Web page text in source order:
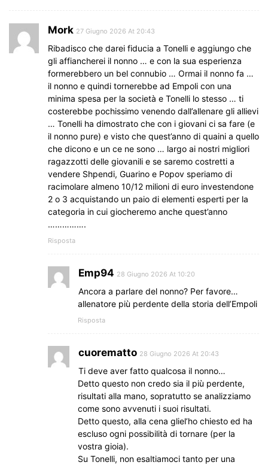
Mork 27 Giugno 2026 At 20:43
Ribadisco che darei fiducia a Tonelli e aggiungo che
gli affiancherei il nonno … e con la sua esperienza
formerebbero un bel connubio … Ormai il nonno fa …
il nonno e quindi tornerebbe ad Empoli con una
minima spesa per la società e Tonelli lo stesso … ti
costerebbe pochissimo venendo dall’allenare gli allievi
… Tonelli ha dimostrato che con i giovani ci sa fare (e
il nonno pure) e visto che quest’anno di quaini a quello
che dicono e un ce ne sono … largo ai nostri migliori
ragazzotti delle giovanili e se saremo costretti a
vendere Shpendi, Guarino e Popov speriamo di
racimolare almeno 10/12 milioni di euro investendone
2 o 3 acquistando un paio di elementi esperti per la
categoria in cui giocheremo anche quest’anno
…………….
Risposta
Emp94 28 Giugno 2026 At 10:20
Ancora a parlare del nonno? Per favore…
allenatore più perdente della storia dell’Empoli
Risposta
cuorematto 28 Giugno 2026 At 20:43
Ti deve aver fatto qualcosa il nonno…
Detto questo non credo sia il più perdente,
risultati alla mano, sopratutto se analizziamo
come sono avvenuti i suoi risultati.
Detto questo, alla cena gliel’ho chiesto ed ha
escluso ogni possibilità di tornare (per la
vostra gioia).
Su Tonelli, non esaltiamoci tanto per una